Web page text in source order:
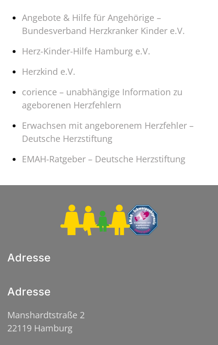
Angebote & Hilfe für Angehörige –
Bundesverband Herzkranker Kinder e.V.
Herz-Kinder-Hilfe Hamburg e.V.
Herzkind e.V.
corience – unabhängige Information zu
ageborenen Herzfehlern
Erwachsen mit angeborenem Herzfehler –
Deutsche Herzstiftung
EMAH-Ratgeber – Deutsche Herzstiftung
Adresse
Adresse
Manshardtstraße 2
22119 Hamburg